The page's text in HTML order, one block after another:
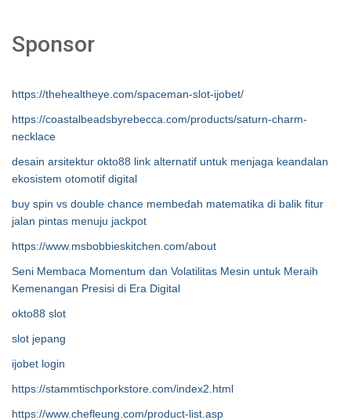
Sponsor
https://thehealtheye.com/spaceman-slot-ijobet/
https://coastalbeadsbyrebecca.com/products/saturn-charm-
necklace
desain arsitektur okto88 link alternatif untuk menjaga keandalan
ekosistem otomotif digital
buy spin vs double chance membedah matematika di balik fitur
jalan pintas menuju jackpot
https://www.msbobbieskitchen.com/about
Seni Membaca Momentum dan Volatilitas Mesin untuk Meraih
Kemenangan Presisi di Era Digital
okto88 slot
slot jepang
ijobet login
https://stammtischporkstore.com/index2.html
https://www.chefleung.com/product-list.asp